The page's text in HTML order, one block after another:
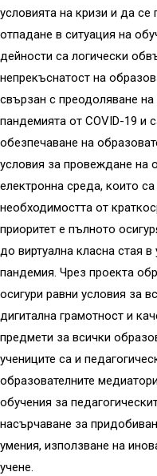
условията на кризи и да се
отпадане в ситуация на
дейности са логически
непрекъснатост на
свързан с преодоляване
пандемията от COVID-19 и
обезпечаване на
условия за провеждане на
електронна среда, които
необходимостта от
приоритет е пълното
до виртуална класна стая
пандемия. Чрез проекта
осигури равни условия за
дигитална грамотност и
предмети за всички
учениците са и
образователните
обучения за
насърчаване за
умения, използване на
учене.